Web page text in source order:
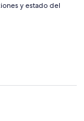
y estado del